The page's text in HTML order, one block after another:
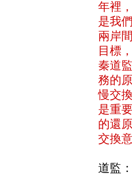
年裡
是我
兩岸
目標
秦道
務的
慢交
是重
的還
交換
道監：